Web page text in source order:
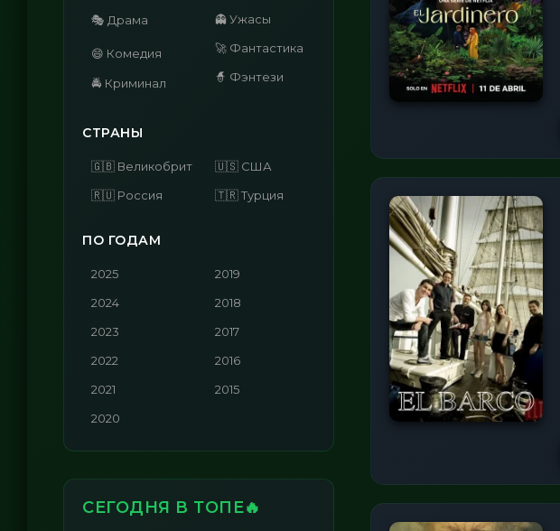
🎭 Драма
😄 Комедия
🚔 Криминал
👻 Ужасы
🚀 Фантастика
🧙 Фэнтези
СТРАНЫ
🇬🇧 Великобритания
🇷🇺 Россия
🇺🇸 США
🇹🇷 Турция
ПО ГОДАМ
2025
2024
2023
2022
2021
2020
2019
2018
2017
2016
2015
СЕГОДНЯ В ТОПЕ🔥